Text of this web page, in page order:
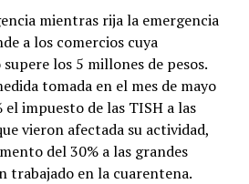
mientras rija la emergencia
a los comercios cuya
los 5 millones de pesos.
tomada en el mes de mayo
impuesto de las TISH a las
vieron afectada su actividad,
del 30% a las grandes
trabajado en la cuarentena.